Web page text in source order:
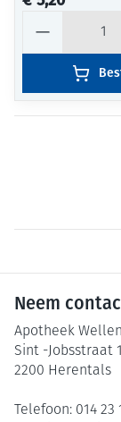
Neem
Apotheek
Sint -Jobsstraat
2200 Herentals
Telefoon: 014 23